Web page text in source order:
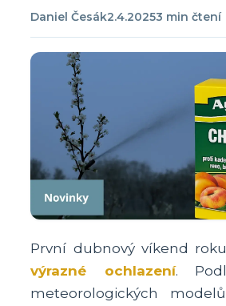
Daniel Česák2.4.20253 min čtení
První dubnový víkend
výrazné ochlazení.
meteorologických